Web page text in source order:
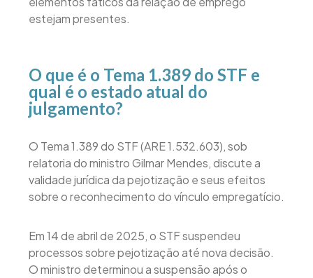
estejam presentes.
O que é o Tema 1.389 do STF e
qual é o estado atual do
julgamento?
O Tema 1.389 do STF (ARE 1.532.603), sob
relatoria do ministro Gilmar Mendes, discute a
validade jurídica da pejotização e seus efeitos
sobre o reconhecimento do vínculo empregatício.
Em 14 de abril de 2025, o STF suspendeu
processos sobre pejotização até nova decisão.
O ministro determinou a suspensão após o